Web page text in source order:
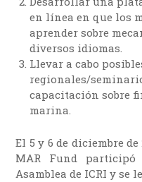
en línea en que los
aprender sobre
diversos idiomas.
Llevar a cabo
regionales/
capacitación sobre
marina.
El 5 y 6 de diciembre
MAR Fund
Asamblea de ICRI y se